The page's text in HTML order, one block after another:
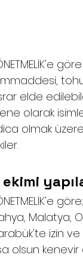
elde
olarak
olmak
Malatya,
izin
olsun kenevir